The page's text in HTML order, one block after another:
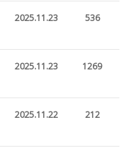
2025.11.23 536
2025.11.23 1269
2025.11.22 212